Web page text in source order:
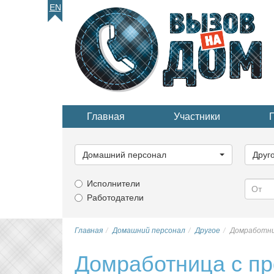
EN
Главная Участники
категорию...
Домашний персонал
Исполнители
Работодатели
Главная Домашний персонал Другое
Домработница с